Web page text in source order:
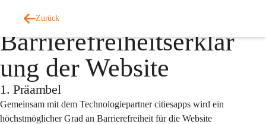
Zurück
Barrierefreiheitserklär
ung der Website
1. Präambel
Gemeinsam mit dem Technologiepartner citiesapps wird ein
höchstmöglicher Grad an Barrierefreiheit für die Website